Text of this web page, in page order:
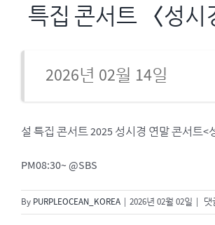
특집 콘서트 〈성시
2026년 02월 14일
설 특집 콘서트 2025 성시경 연말 콘서트<
PM08:30~ @SBS
By PURPLEOCEAN_KOREA 2026년 02월 02일
특
집
댓